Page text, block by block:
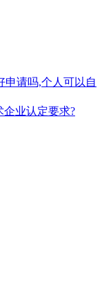
申请吗,个人可以自
企业认定要求?